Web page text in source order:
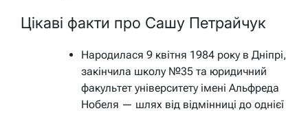
Цікаві факти про Сашу Петрайчук
Народилася 9 квітня 1984 року в Дніпрі,
закінчила школу №35 та юридичний
факультет університету імені Альфреда
Нобеля — шлях від відмінниці до однієї